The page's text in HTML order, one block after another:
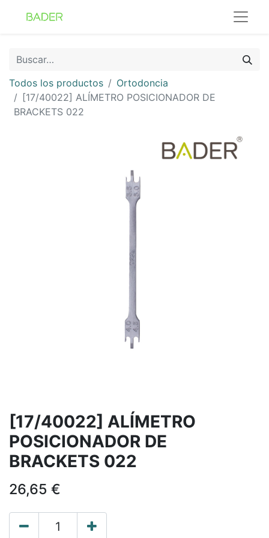
Todos los productos
Ortodoncia
[17/40022] ALÍMETRO POSICIONADOR DE
BRACKETS 022
[17/40022] ALÍMETRO
POSICIONADOR DE
BRACKETS 022
26,65 €